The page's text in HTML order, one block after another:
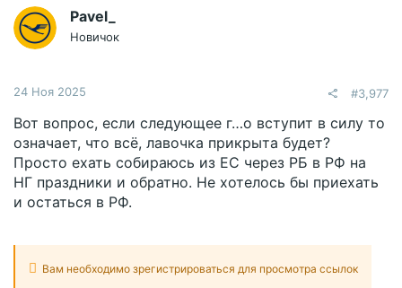
и
и
:
Pavel_
Новичок
24 Ноя 2025 #3,977
Вот вопрос, если следующее г…о вступит в силу то
означает, что всё, лавочка прикрыта будет?
Просто ехать собираюсь из ЕС через РБ в РФ на
НГ праздники и обратно. Не хотелось бы приехать
и остаться в РФ.
Вам необходимо зрегистрироваться для просмотра ссылок